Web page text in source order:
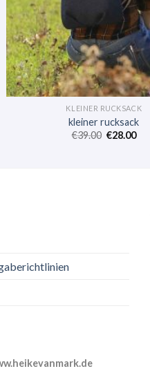
KLEINER RUCKSACK
kleiner rucksack
€39.00 €28.00